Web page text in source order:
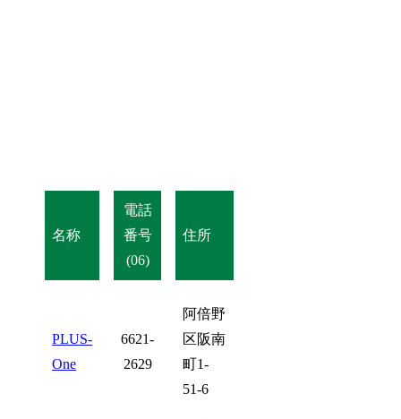
名称
電話
番号
(06)
住所
PLUS-
One
6621-
2629
阿倍野
区阪南
町1-
51-6